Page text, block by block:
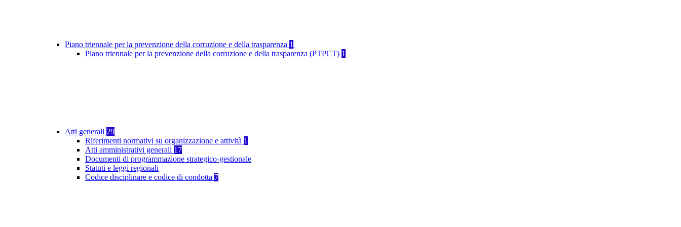
Piano triennale per la prevenzione della corruzione e della trasparenza 1
Piano triennale per la prevenzione della corruzione e della trasparenza (PTPCT) 1
Atti generali 29
Riferimenti normativi su organizzazione e attività 1
Atti amministrativi generali 17
Documenti di programmazione strategico-gestionale
Statuti e leggi regionali
Codice disciplinare e codice di condotta 7